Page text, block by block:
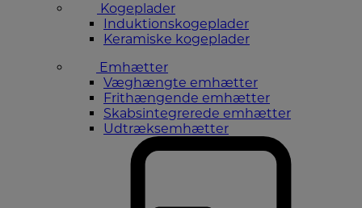
Kogeplader
Induktionskogeplader
Keramiske kogeplader
Emhætter
Væghængte emhætter
Frithængende emhætter
Skabsintegrerede emhætter
Udtræksemhætter